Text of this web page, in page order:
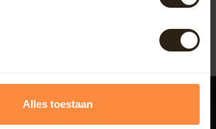
Alles toestaan